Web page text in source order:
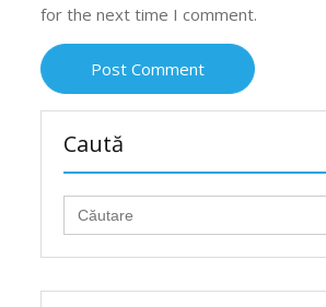
for the next time I comment.
Caută
Search
for: